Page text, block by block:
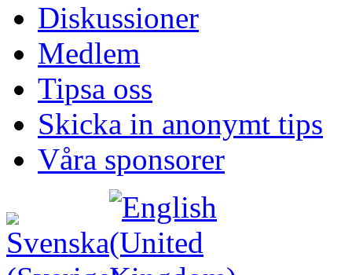
Diskussioner
Medlem
Tipsa oss
Skicka in anonymt tips
Våra sponsorer